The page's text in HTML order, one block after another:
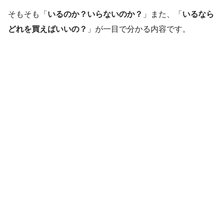
そもそも「 いるのか？いらないのか？ 」また、「 いるなら
どれを買えばいいの？ 」が一目で分かる内容です。